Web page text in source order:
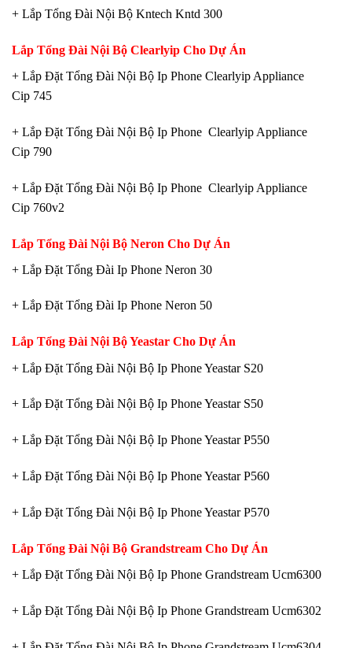
+ Lắp Tổng Đài Nội Bộ Kntech Kntd 300
Lắp Tổng Đài Nội Bộ Clearlyip Cho Dự Án
+ Lắp Đặt Tổng Đài Nội Bộ Ip Phone Clearlyip Appliance
Cip 745
+ Lắp Đặt Tổng Đài Nội Bộ Ip Phone Clearlyip Appliance
Cip 790
+ Lắp Đặt Tổng Đài Nội Bộ Ip Phone Clearlyip Appliance
Cip 760v2
Lắp Tổng Đài Nội Bộ Neron Cho Dự Án
+ Lắp Đặt Tổng Đài Ip Phone Neron 30
+ Lắp Đặt Tổng Đài Ip Phone Neron 50
Lắp Tổng Đài Nội Bộ Yeastar Cho Dự Án
+ Lắp Đặt Tổng Đài Nội Bộ Ip Phone Yeastar S20
+ Lắp Đặt Tổng Đài Nội Bộ Ip Phone Yeastar S50
+ Lắp Đặt Tổng Đài Nội Bộ Ip Phone Yeastar P550
+ Lắp Đặt Tổng Đài Nội Bộ Ip Phone Yeastar P560
+ Lắp Đặt Tổng Đài Nội Bộ Ip Phone Yeastar P570
Lắp Tổng Đài Nội Bộ Grandstream Cho Dự Án
+ Lắp Đặt Tổng Đài Nội Bộ Ip Phone Grandstream Ucm6300
+ Lắp Đặt Tổng Đài Nội Bộ Ip Phone Grandstream Ucm6302